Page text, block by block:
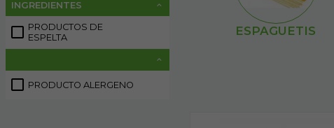
INGREDIENTES
PRODUCTOS DE
ESPELTA
PRODUCTO ALERGENO
ESPAGUETIS